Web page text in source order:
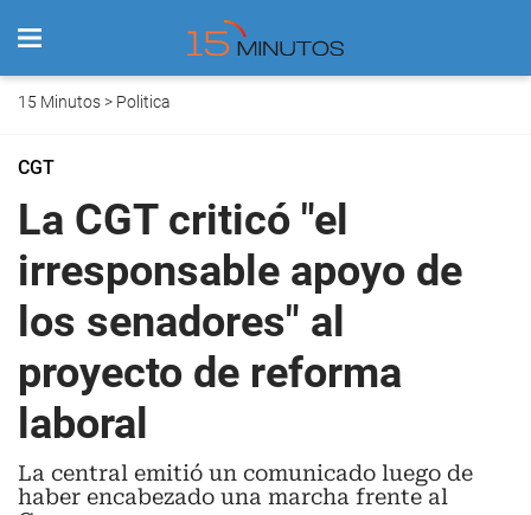
15 Minutos> Politica
CGT
La CGT criticó "el
irresponsable apoyo de
los senadores" al
proyecto de reforma
laboral
La central emitió un comunicado luego de
haber encabezado una marcha frente al